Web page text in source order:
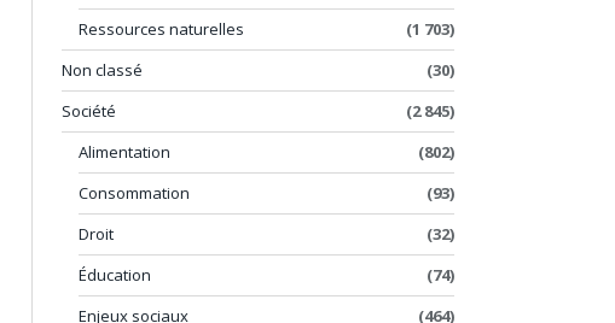
Ressources naturelles
(1 703)
Non classé
(30)
Société
(2 845)
Alimentation
(802)
Consommation
(93)
Droit
(32)
Éducation
(74)
Enjeux sociaux
(464)